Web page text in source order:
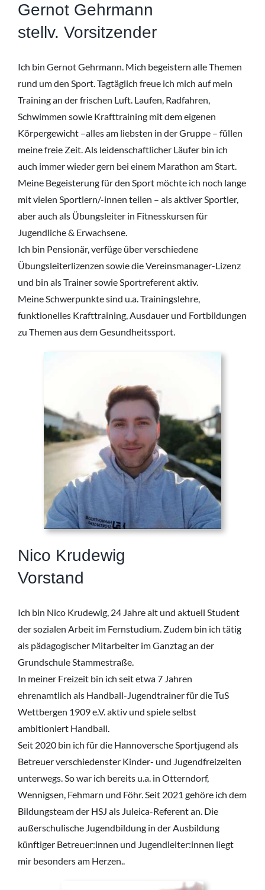
Gernot Gehrmann
stellv. Vorsitzender
Ich bin Gernot Gehrmann. Mich begeistern alle Themen
rund um den Sport. Tagtäglich freue ich mich auf mein
Training an der frischen Luft. Laufen, Radfahren,
Schwimmen sowie Krafttraining mit dem eigenen
Körpergewicht –alles am liebsten in der Gruppe – füllen
meine freie Zeit. Als leidenschaftlicher Läufer bin ich
auch immer wieder gern bei einem Marathon am Start.
Meine Begeisterung für den Sport möchte ich noch lange
mit vielen Sportlern/-innen teilen – als aktiver Sportler,
aber auch als Übungsleiter in Fitnesskursen für
Jugendliche & Erwachsene.
Ich bin Pensionär, verfüge über verschiedene
Übungsleiterlizenzen sowie die Vereinsmanager-Lizenz
und bin als Trainer sowie Sportreferent aktiv.
Meine Schwerpunkte sind u.a. Trainingslehre,
funktionelles Krafttraining, Ausdauer und Fortbildungen
zu Themen aus dem Gesundheitssport.
Nico Krudewig
Vorstand
Ich bin Nico Krudewig, 24 Jahre alt und aktuell Student
der sozialen Arbeit im Fernstudium. Zudem bin ich tätig
als pädagogischer Mitarbeiter im Ganztag an der
Grundschule Stammestraße.
In meiner Freizeit bin ich seit etwa 7 Jahren
ehrenamtlich als Handball-Jugendtrainer für die TuS
Wettbergen 1909 e.V. aktiv und spiele selbst
ambitioniert Handball.
Seit 2020 bin ich für die Hannoversche Sportjugend als
Betreuer verschiedenster Kinder- und Jugendfreizeiten
unterwegs. So war ich bereits u.a. in Otterndorf,
Wennigsen, Fehmarn und Föhr. Seit 2021 gehöre ich dem
Bildungsteam der HSJ als Juleica-Referent an. Die
außerschulische Jugendbildung in der Ausbildung
künftiger Betreuer:innen und Jugendleiter:innen liegt
mir besonders am Herzen..